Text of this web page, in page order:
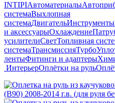
INTIPIАвтоматериалы
системаВыхлопная
системаДвигательИнструменты
и аксессуарыОхлаждение
усилителиСветТопливная
системаТрансмиссияТурбо
лентыФитинги и адаптеры
ИнтерьерОплётки на руль